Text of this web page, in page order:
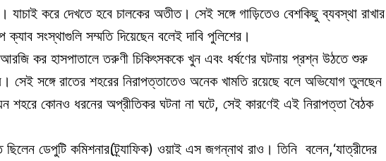
করে দেখতে হবে চালকের অতীত। সেই সঙ্গে গাড়িতেও বেশকিছু ব্যবস্থা রাখার
সংস্থাগুলি সম্মতি দিয়েছেন বলেই দাবি পুলিশের।
কর হাসপাতালে তরুণী চিকিৎসককে খুন এবং ধর্ষণের ঘটনায় প্রশ্ন উঠতে শুরু
সেই সঙ্গে রাতের শহরের নিরাপত্তাতেও অনেক খামতি রয়েছে বলে অভিযোগ তুলছেন
কোনও ধরনের অপ্রীতিকর ঘটনা না ঘটে, সেই কারণেই এই নিরাপত্তা বৈঠক
ডেপুটি কমিশনার(ট্র্যাফিক) ওয়াই এস জগন্নাথ রাও। তিনি বলেন,‘যাত্রীদের